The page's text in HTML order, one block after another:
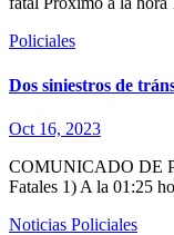
Policiales
Dos siniestros de
Oct 16, 2023
COMUNICADO DE
Fatales 1) A la 01:25
Noticias Policiales